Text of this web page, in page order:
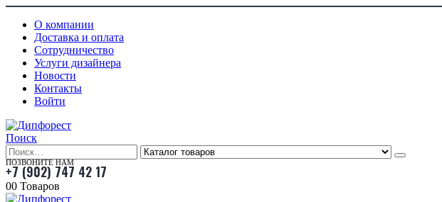
О компании
Доставка и оплата
Сотрудничество
Услуги дизайнера
Новости
Контакты
Войти
Поиск
ПОЗВОНИТЕ НАМ
+7 (902) 747 42 17
00 Товаров